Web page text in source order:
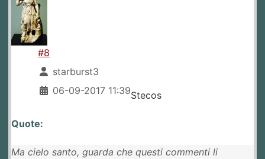
#8
starburst3
06-09-2017 11:39Stecos
Quote:
Ma cielo santo, guarda che questi commenti li